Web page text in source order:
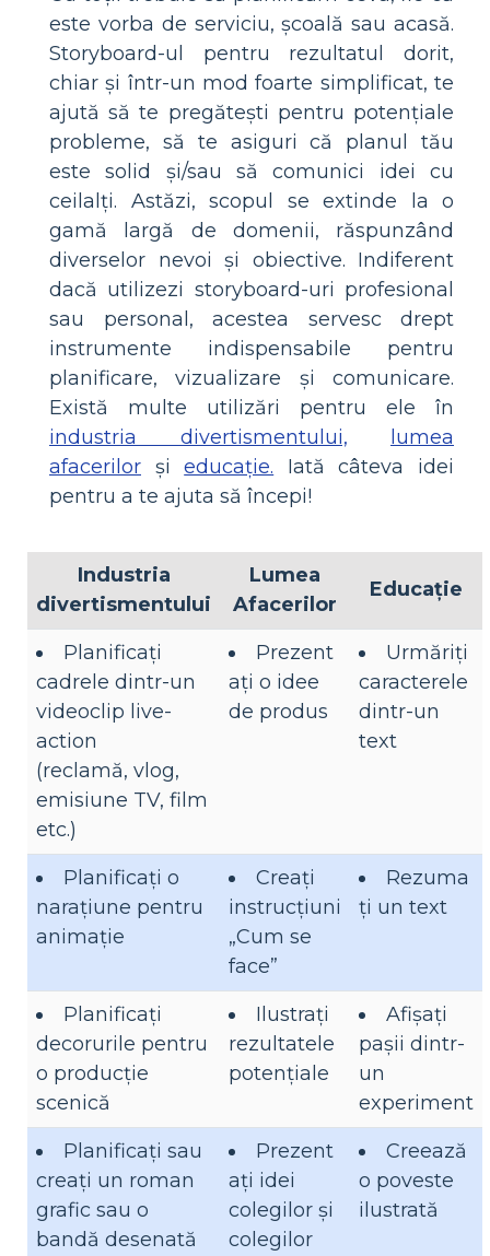
este vorba de serviciu, școală sau acasă.
Storyboard-ul pentru rezultatul dorit,
chiar și într-un mod foarte simplificat, te
ajută să te pregătești pentru potențiale
probleme, să te asiguri că planul tău
este solid și/sau să comunici idei cu
ceilalți. Astăzi, scopul se extinde la o
gamă largă de domenii, răspunzând
diverselor nevoi și obiective. Indiferent
dacă utilizezi storyboard-uri profesional
sau personal, acestea servesc drept
instrumente indispensabile pentru
planificare, vizualizare și comunicare.
Există multe utilizări pentru ele în
industria divertismentului,
lumea
afacerilor șieducație. Iată câteva idei
pentru a te ajuta să începi!
Industria
divertismentului
Lumea
Afacerilor
Educaţie
Planificați
cadrele dintr-un
videoclip live-
action
(reclamă, vlog,
emisiune TV, film
etc.)
Prezent
ați o idee
de produs
Urmăriți
caracterele
dintr-un
text
Planificați o
narațiune pentru
animație
Creați
instrucțiuni
„Cum se
face”
Rezuma
ți un text
Planificați
decorurile pentru
o producție
scenică
Ilustrați
rezultatele
potențiale
Afișați
pașii dintr-
un
experiment
Planificați sau
creați un roman
grafic sau o
bandă desenată
Prezent
ați idei
colegilor și
colegilor
Creează
o poveste
ilustrată